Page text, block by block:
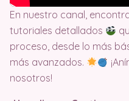
En nuestro canal,
tutoriales detallados
proceso, desde lo más
más avanzados.
nosotros!